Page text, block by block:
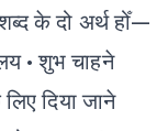
के दो अर्थ होँ—
• शुभ चाहने
दिया जाने